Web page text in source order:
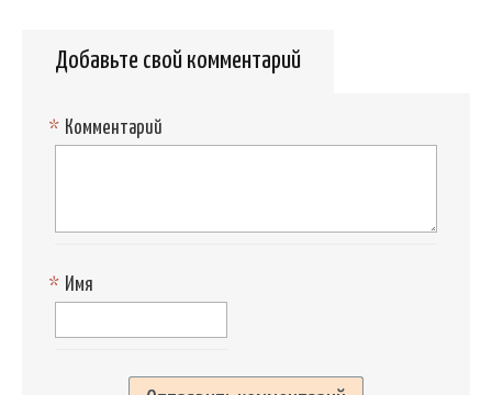
Добавьте свой комментарий
Комментарий
*
Имя
*